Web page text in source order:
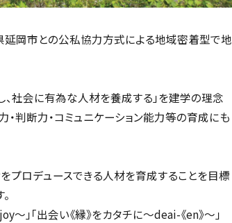
延岡市との公私協力方式による地域密着型で地
社会に有為な人材を養成する」を建学の理念
・判断力・コミュニケーション能力等の育成にも
プロデュースできる人材を育成することを目標
」「出会い《縁》をカタチに～deai-《en》～」